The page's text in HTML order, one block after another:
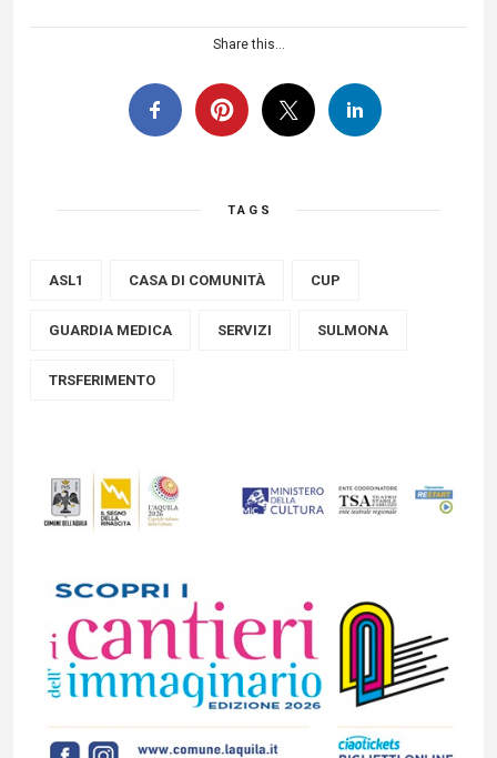
Share this...
TAGS
ASL1 CASA DI COMUNITÀ CUP
GUARDIA MEDICA SERVIZI SULMONA
TRSFERIMENTO